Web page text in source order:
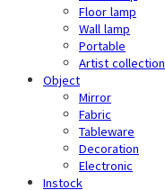
Floor lamp
Wall lamp
Portable
Artist collection
Object
Mirror
Fabric
Tableware
Decoration
Electronic
Instock